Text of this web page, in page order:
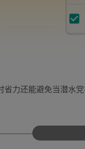
力还能避免当潜水